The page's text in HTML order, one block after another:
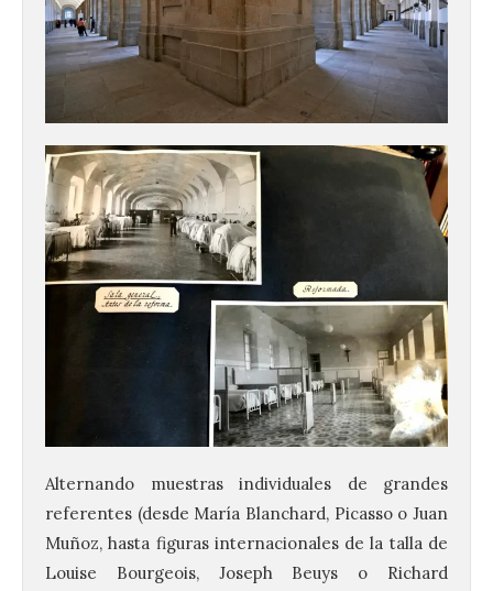
Alternando muestras individuales de grandes
referentes (desde María Blanchard, Picasso o Juan
Muñoz, hasta figuras internacionales de la talla de
Louise Bourgeois, Joseph Beuys o Richard